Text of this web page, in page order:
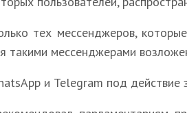
тех мессенджеров,
такими мессенджерами
и Telegram под действие